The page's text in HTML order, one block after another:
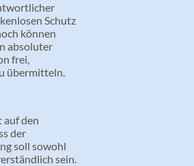
Schutz
können
absoluter
frei,
übermitteln.
auf den
der
soll sowohl
sein.